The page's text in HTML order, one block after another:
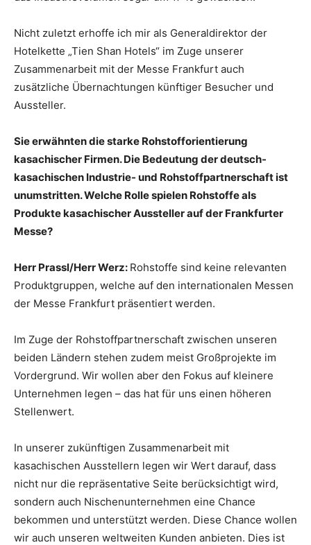
Nicht zuletzt erhoffe ich mir als Generaldirektor der
Hotelkette „Tien Shan Hotels“ im Zuge unserer
Zusammenarbeit mit der Messe Frankfurt auch
zusätzliche Übernachtungen künftiger Besucher und
Aussteller.
Sie erwähnten die starke Rohstofforientierung
kasachischer Firmen. Die Bedeutung der deutsch-
kasachischen Industrie- und Rohstoffpartnerschaft ist
unumstritten. Welche Rolle spielen Rohstoffe als
Produkte kasachischer Aussteller auf der Frankfurter
Messe?
Herr Prassl/Herr Werz: Rohstoffe sind keine relevanten
Produktgruppen, welche auf den internationalen Messen
der Messe Frankfurt präsentiert werden.
Im Zuge der Rohstoffpartnerschaft zwischen unseren
beiden Ländern stehen zudem meist Großprojekte im
Vordergrund. Wir wollen aber den Fokus auf kleinere
Unternehmen legen – das hat für uns einen höheren
Stellenwert.
In unserer zukünftigen Zusammenarbeit mit
kasachischen Ausstellern legen wir Wert darauf, dass
nicht nur die repräsentative Seite berücksichtigt wird,
sondern auch Nischenunternehmen eine Chance
bekommen und unterstützt werden. Diese Chance wollen
wir auch unseren weltweiten Kunden anbieten. Dies ist